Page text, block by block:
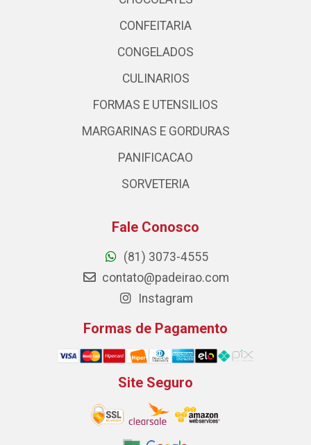
CONFEITARIA
CONGELADOS
CULINARIOS
FORMAS E UTENSILIOS
MARGARINAS E GORDURAS
PANIFICACAO
SORVETERIA
Fale Conosco
(81) 3073-4555
contato@padeirao.com
Instagram
Formas de Pagamento
Site Seguro